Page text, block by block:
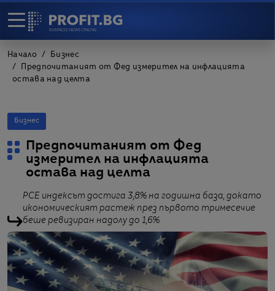
Начало
Бизнес
Предпочитаният от Фед измерител на инфлацията
остава над целта
Бизнес
Предпочитаният от Фед
измерител на инфлацията
остава над целта
PCE индексът достига 3,8% на годишна база, докато
икономическият растеж през първото тримесечие
беше ревизиран надолу до 1,6%